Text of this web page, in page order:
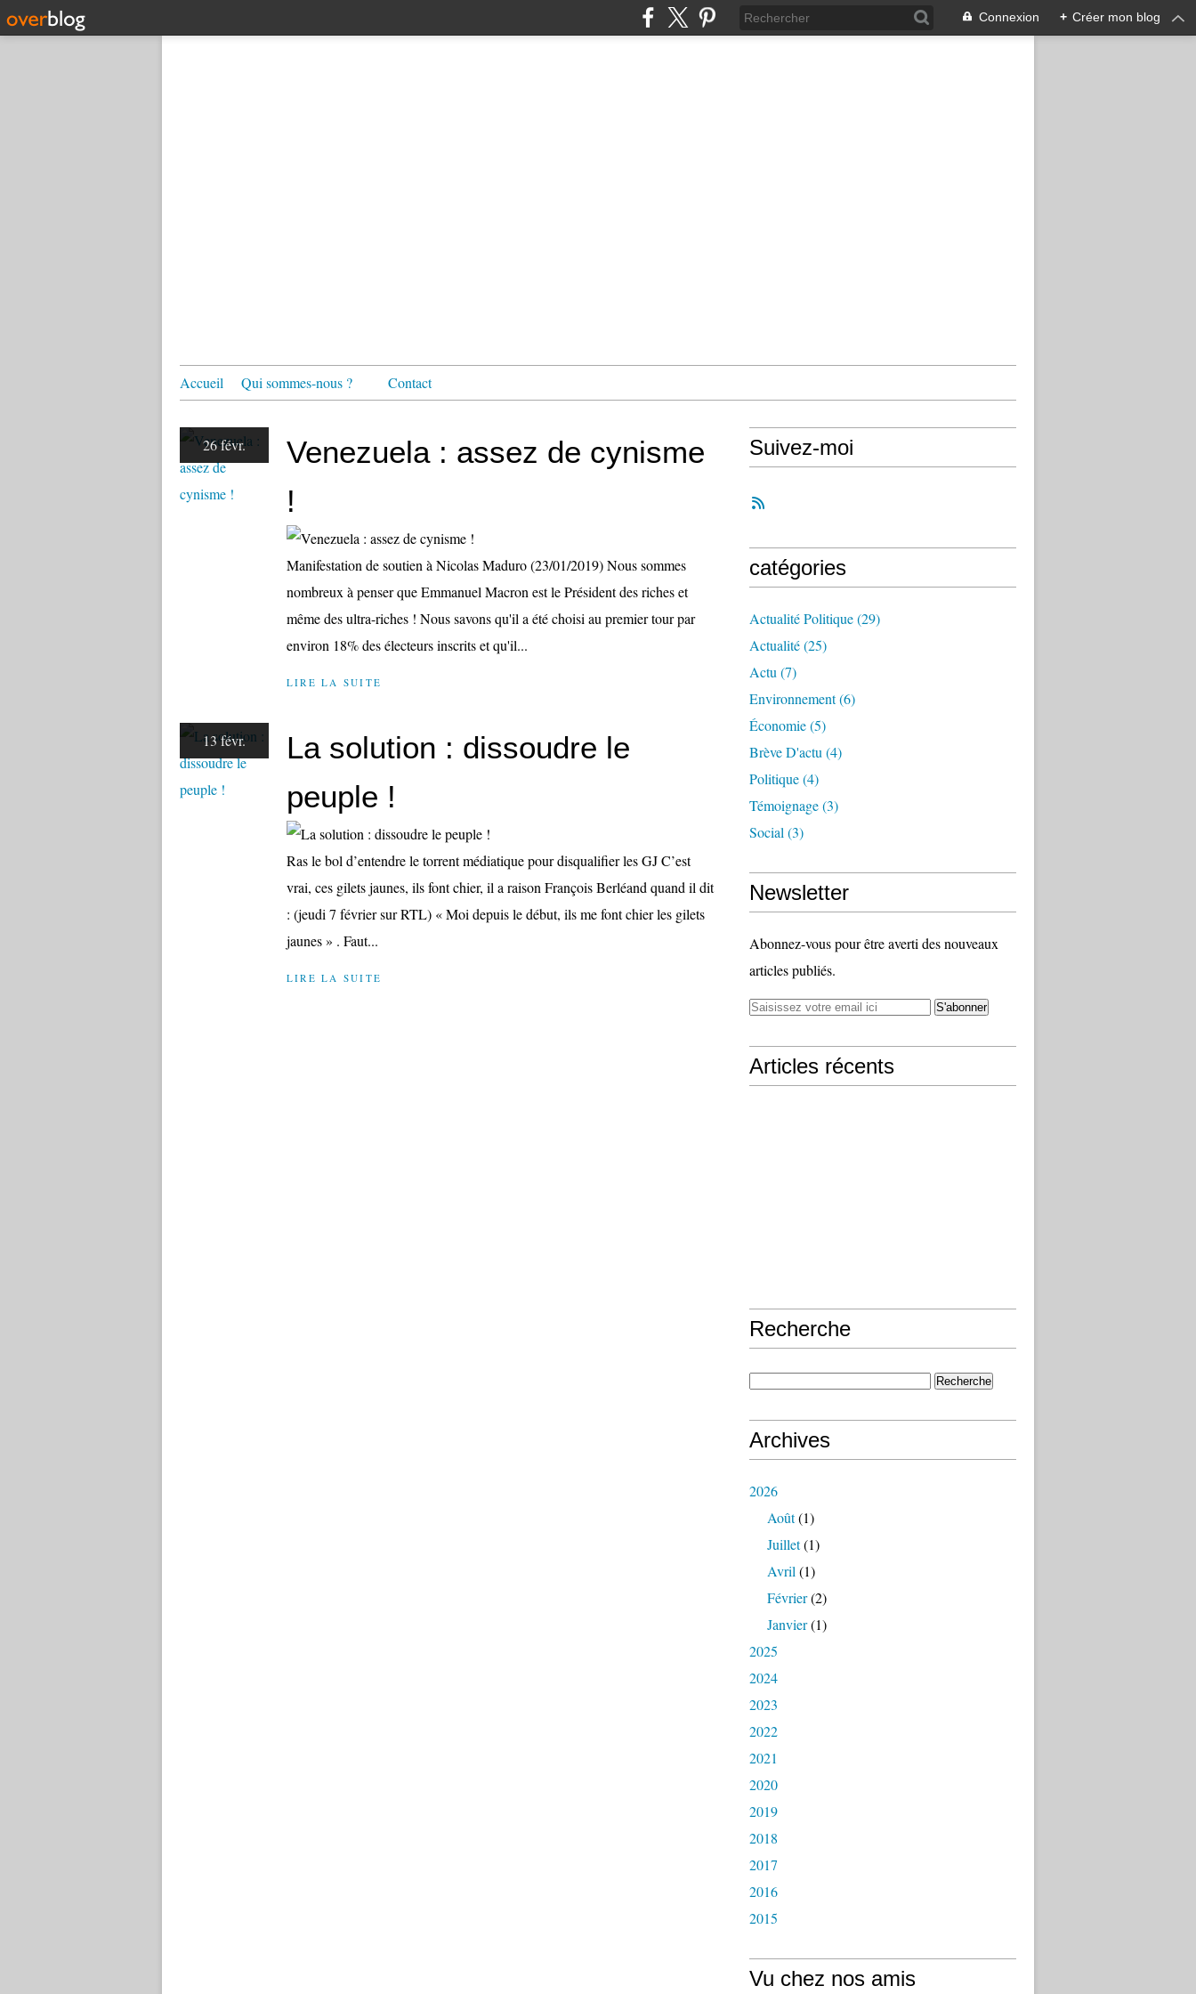
Connexion + Créer mon blog
Accueil Qui sommes-nous ? Contact
26 févr.
Venezuela : assez de cynisme
!
Manifestation de soutien à Nicolas Maduro (23/01/2019) Nous sommes
nombreux à penser que Emmanuel Macron est le Président des riches et
même des ultra-riches ! Nous savons qu'il a été choisi au premier tour par
environ 18% des électeurs inscrits et qu'il...
LIRE LA SUITE
13 févr.
La solution : dissoudre le
peuple !
Ras le bol d’entendre le torrent médiatique pour disqualifier les GJ C’est
vrai, ces gilets jaunes, ils font chier, il a raison François Berléand quand il dit
: (jeudi 7 février sur RTL) « Moi depuis le début, ils me font chier les gilets
jaunes » . Faut...
LIRE LA SUITE
Suivez-moi
catégories
Actualité Politique(29)
Actualité(25)
Actu (7)
Environnement(6)
Économie(5)
Brève D'actu (4)
Politique(4)
Témoignage(3)
Social (3)
Newsletter
Abonnez-vous pour être averti des nouveaux
articles publiés.
Articles récents
Recherche
Archives
2026
Août(1)
Juillet(1)
Avril (1)
Février(2)
Janvier(1)
2025
2024
2023
2022
2021
2020
2019
2018
2017
2016
2015
Vu chez nos amis